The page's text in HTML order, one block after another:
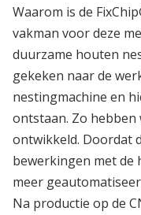
Waarom is de
vakman voor deze
duurzame houten
gekeken naar de
nestingmachine en
ontstaan. Zo hebben
ontwikkeld. Doordat
bewerkingen met de
meer
Na productie op de